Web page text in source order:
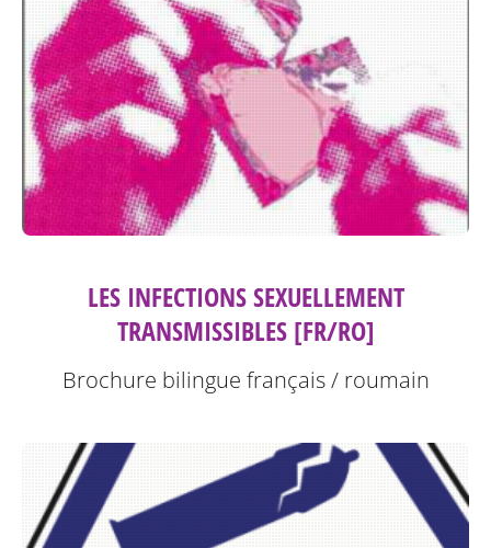
LES INFECTIONS SEXUELLEMENT
TRANSMISSIBLES [FR/RO]
Brochure bilingue français / roumain